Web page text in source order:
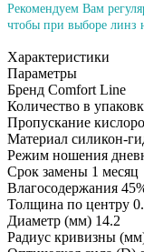
Рекомендуем Вам
чтобы при выборе линз
Характеристики
Параметры
Бренд Comfort Line
Количество в
Пропускание
Материал силикон-
Режим ношения
Срок замены 1 месяц
Влагосодержания
Толщина по центру
Диаметр (мм) 14.2
Радиус кривизны